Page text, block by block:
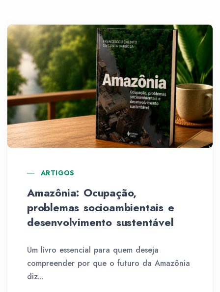
ARTIGOS
Amazônia: Ocupação,
problemas socioambientais e
desenvolvimento sustentável
Um livro essencial para quem deseja
compreender por que o futuro da Amazônia
diz...